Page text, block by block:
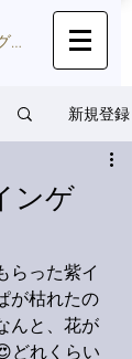
イン
新規登録
ンゲ
らった紫イ
が枯れたの
んと、花が
どれくらい